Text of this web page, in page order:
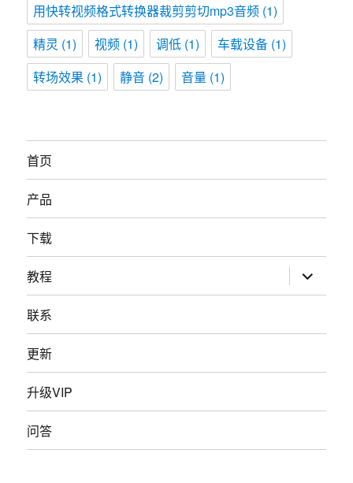
用快转视频格式转换器裁剪剪切mp3音频 (1)
精灵 (1) 视频 (1) 调低 (1) 车载设备 (1)
转场效果 (1) 静音 (2) 音量 (1)
首页
产品
下载
教程 展
开
子
联系
更新
升级VIP
问答